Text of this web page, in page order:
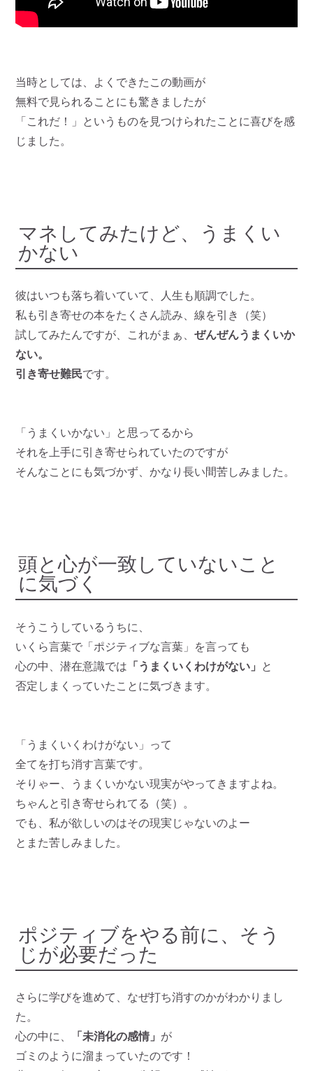
当時としては、よくできたこの動画が
無料で見られることにも驚きましたが
「これだ！」というものを見つけられたことに喜びを感
じました。
マネしてみたけど、うまくい
かない
彼はいつも落ち着いていて、人生も順調でした。
私も引き寄せの本をたくさん読み、線を引き（笑）
試してみたんですが、これがまぁ、ぜんぜんうまくいか
ない。
引き寄せ難民です。
「うまくいかない」と思ってるから
それを上手に引き寄せられていたのですが
そんなことにも気づかず、かなり長い間苦しみました。
頭と心が一致していないこと
に気づく
そうこうしているうちに、
いくら言葉で「ポジティブな言葉」を言っても
心の中、潜在意識では 「うまくいくわけがない」 と
否定しまくっていたことに気づきます。
「うまくいくわけがない」って
全てを打ち消す言葉です。
そりゃー、うまくいかない現実がやってきますよね。
ちゃんと引き寄せられてる（笑）。
でも、私が欲しいのはその現実じゃないのよー
とまた苦しみました。
ポジティブをやる前に、そう
じが必要だった
さらに学びを進めて、なぜ打ち消すのかがわかりまし
た。
心の中に、
「未消化の感情」 が
ゴミのように溜まっていたのです！